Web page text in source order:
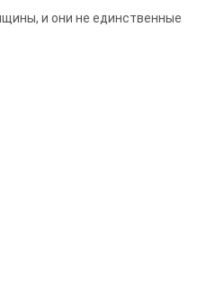
и они не единственные